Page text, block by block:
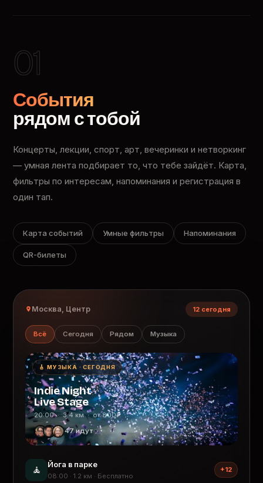
01
События
рядом с тобой
Концерты, лекции, спорт, арт, вечеринки и нетворкинг
— умная лента подбирает то, что тебе зайдёт. Карта,
фильтры по интересам, напоминания и регистрация в
один тап.
Карта событий Умные фильтры Напоминания
QR-билеты
Москва, Центр 12 сегодня
Всё Сегодня Рядом Музыка
🎸 МУЗЫКА · СЕГОДНЯ
Indie Night
Live Stage
20:00 · 3.4 км · от 800₽
47 идут
🧘 Йога в парке
08:00 · 1.2 км · Бесплатно
+12